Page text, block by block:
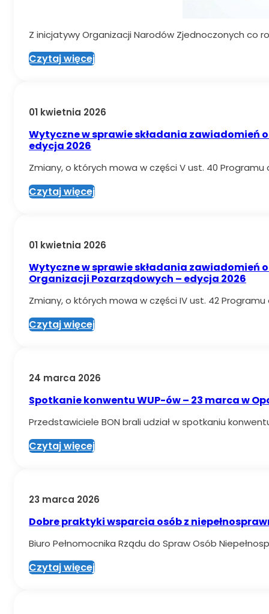
Z inicjatywy Organizacji Narodów Zjednoczonych co
Czytaj więcej
01 kwietnia 2026
Wytyczne w sprawie składania zawiadomień
edycja 2026
Zmiany, o których mowa w części V ust. 40 Programu
Czytaj więcej
01 kwietnia 2026
Wytyczne w sprawie składania zawiadomień
Organizacji Pozarządowych – edycja 2026
Zmiany, o których mowa w części IV ust. 42
Czytaj więcej
24 marca 2026
Spotkanie konwentu WUP-ów – 23 marca w
Przedstawiciele BON brali udział w spotkaniu
Czytaj więcej
23 marca 2026
Dobre praktyki wsparcia osób z
Biuro Pełnomocnika Rządu do Spraw Osób
Czytaj więcej